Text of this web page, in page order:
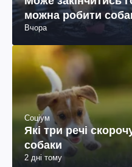
можна робити
Вчора
Соціум
Які три речі
собаки
2 дні тому